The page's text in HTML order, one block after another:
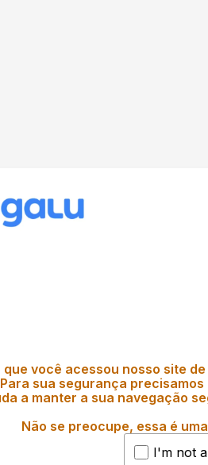
que você acessou nosso site
sua segurança
a manter a sua navegação
Não se preocupe, essa é
I'm not